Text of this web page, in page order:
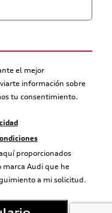
el mejor
información sobre
tu consentimiento.
proporcionados
marca Audi que he
a mi solicitud.